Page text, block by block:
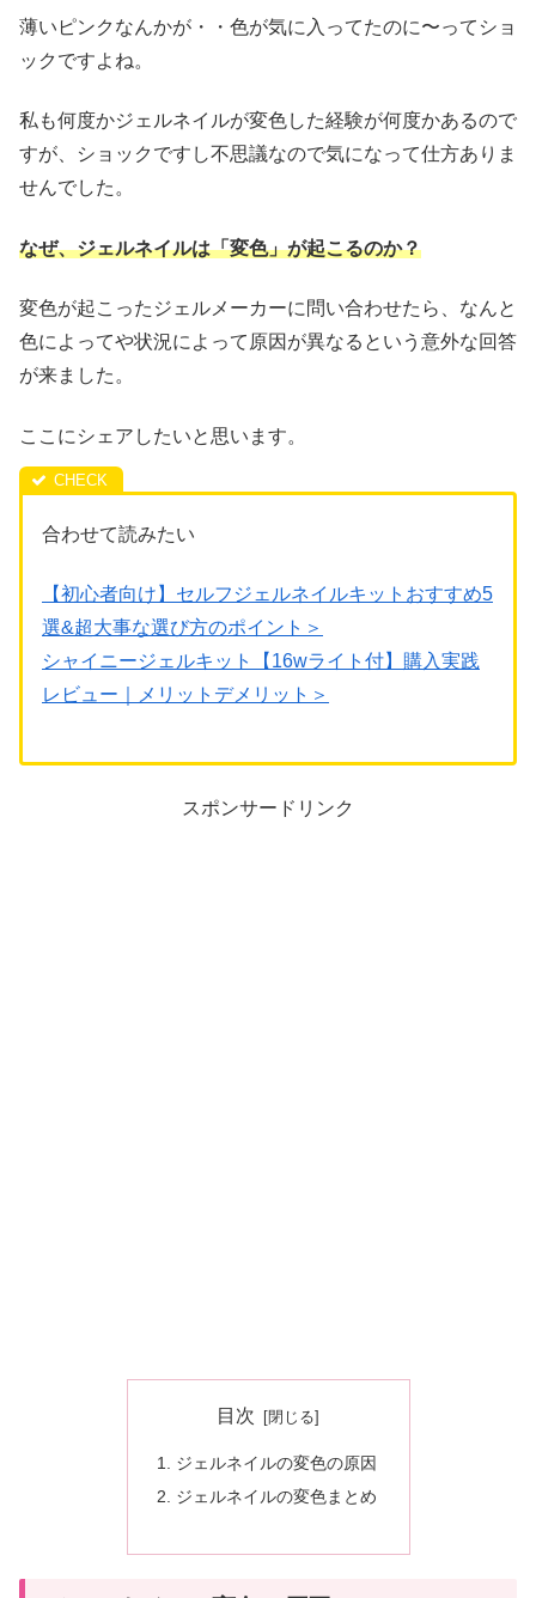
薄いピンクなんかが・・色が気に入ってたのに〜ってショ
ックですよね。
私も何度かジェルネイルが変色した経験が何度かあるので
すが、ショックですし不思議なので気になって仕方ありま
せんでした。
なぜ、ジェルネイルは「変色」が起こるのか？
変色が起こったジェルメーカーに問い合わせたら、なんと
色によってや状況によって原因が異なるという意外な回答
が来ました。
ここにシェアしたいと思います。
合わせて読みたい
【初心者向け】セルフジェルネイルキットおすすめ5
選&超大事な選び方のポイント＞
シャイニージェルキット【16wライト付】購入実践
レビュー｜メリットデメリット＞
スポンサードリンク
目次
ジェルネイルの変色の原因
ジェルネイルの変色まとめ